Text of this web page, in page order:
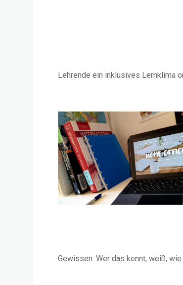
Lehrende ein inklusives Lernklima
Gewissen. Wer das kennt, weiß,